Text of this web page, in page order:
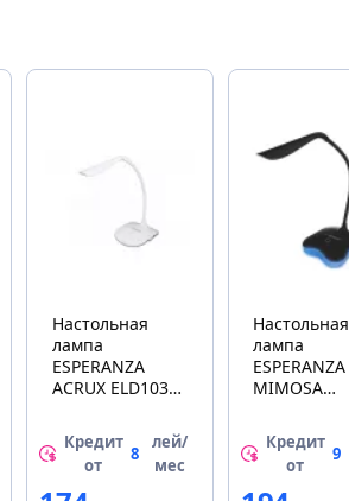
Настольная
лампа
ESPERANZA
ACRUX ELD103W
Кредит
от
8
лей/
мес
Настольная
лампа
ESPERANZA
MIMOSA
Кредит
от
9